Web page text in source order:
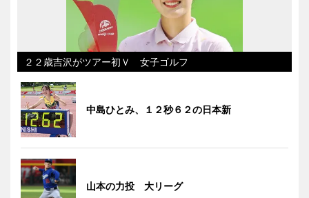
２２歳吉沢がツアー初Ｖ 女子ゴルフ
中島ひとみ、１２秒６２の日本新
山本の力投 大リーグ